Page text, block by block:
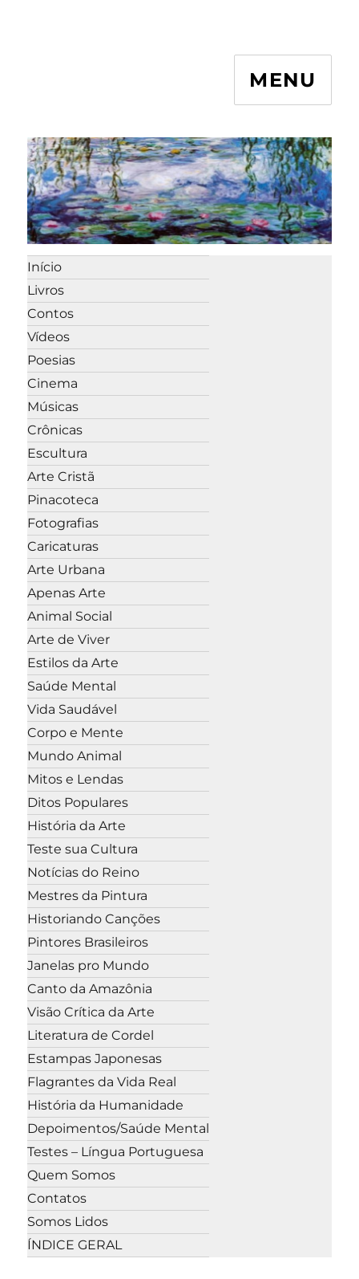
MENU
Início
Livros
Contos
Vídeos
Poesias
Cinema
Músicas
Crônicas
Escultura
Arte Cristã
Pinacoteca
Fotografias
Caricaturas
Arte Urbana
Apenas Arte
Animal Social
Arte de Viver
Estilos da Arte
Saúde Mental
Vida Saudável
Corpo e Mente
Mundo Animal
Mitos e Lendas
Ditos Populares
História da Arte
Teste sua Cultura
Notícias do Reino
Mestres da Pintura
Historiando Canções
Pintores Brasileiros
Janelas pro Mundo
Canto da Amazônia
Visão Crítica da Arte
Literatura de Cordel
Estampas Japonesas
Flagrantes da Vida Real
História da Humanidade
Depoimentos/Saúde Mental
Testes – Língua Portuguesa
Quem Somos
Contatos
Somos Lidos
ÍNDICE GERAL